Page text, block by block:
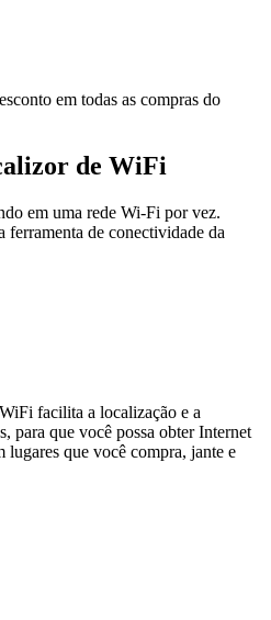
em todas as compras do
de WiFi
em uma rede Wi-Fi por vez.
ferramenta de conectividade da
facilita a localização e a
para que você possa obter Internet
lugares que você compra, jante e